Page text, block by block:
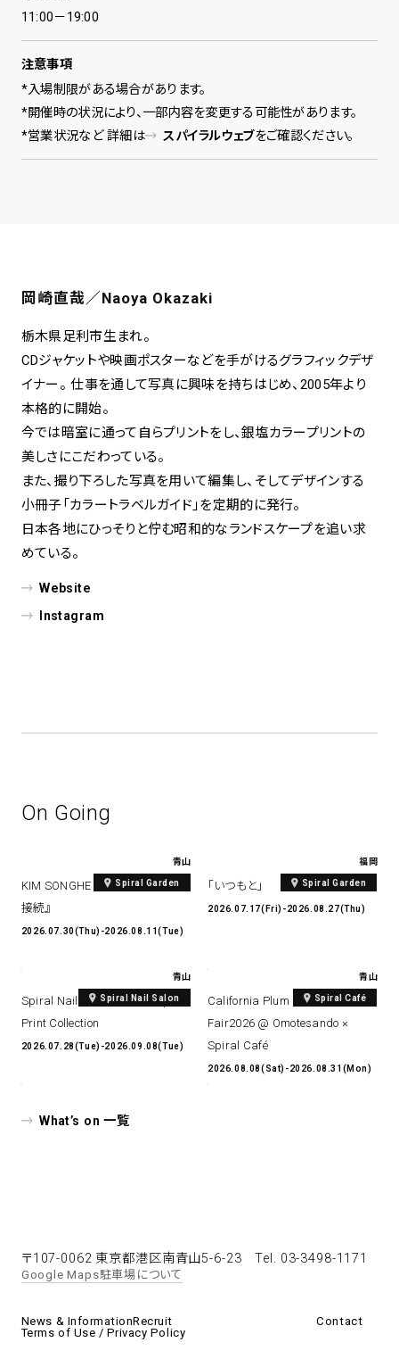
11:00－19:00
注意事項
*入場制限がある場合があります。
*開催時の状況により、一部内容を変更する可能性があります。
*営業状況など 詳細は
スパイラルウェブをご確認ください。
岡崎直哉／Naoya Okazaki
栃木県足利市生まれ。
CDジャケットや映画ポスターなどを手がけるグラフィックデザ
イナー。 仕事を通して写真に興味を持ちはじめ、2005年より
本格的に開始。
今では暗室に通って自らプリントをし、銀塩カラープリントの
美しさにこだわっている。
また、撮り下ろした写真を用いて編集し、そしてデザインする
小冊子「カラートラベルガイド」を定期的に発行。
日本各地にひっそりと佇む昭和的なランドスケープを追い求
めている。
Website
Instagram
On Going
青山
Spiral Garden
KIM SONGHE EXHIBITION 『愛と
接続』
2026.07.30(Thu)-2026.08.11(Tue)
福岡
Spiral Garden
「いつもと」
2026.07.17(Fri)-2026.08.27(Thu)
青山
Spiral Nail Salon
Spiral Nail Salon Art #14 Spiral
Print Collection
2026.07.28(Tue)-2026.09.08(Tue)
青山
Spiral Café
California Plum & Nectarine
Fair2026 @ Omotesando ×
Spiral Café
2026.08.08(Sat)-2026.08.31(Mon)
What’s on 一覧
〒107-0062 東京都港区南青山5-6-23Tel. 03-3498-1171
Google Maps駐車場について
News & InformationRecruit
Contact
Terms of Use / Privacy Policy